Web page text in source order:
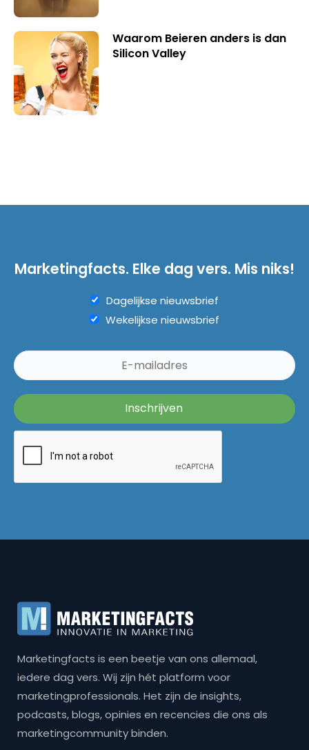
Waarom Beieren anders is dan
Silicon Valley
Marketingfacts. Elke dag vers. Mis niks!
Dagelijkse nieuwsbrief
Wekelijkse nieuwsbrief
Marketingfacts is een beetje van ons allemaal,
iedere dag vers. Wij zijn hét platform voor
marketingprofessionals. Het zijn de insights,
podcasts, blogs, opinies en recencies die ons als
marketingcommunity binden.